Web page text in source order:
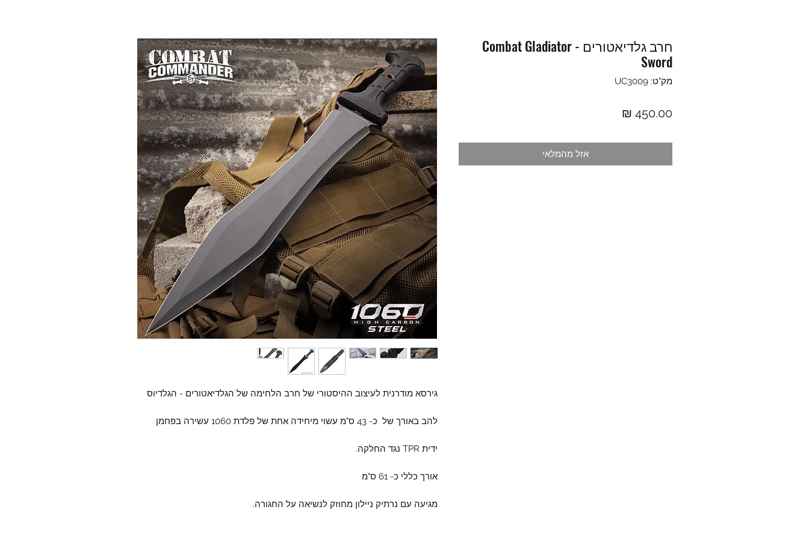
גירסא מודרנית לעיצוב ההיסטורי של חרב הלחימה של הגלדיאטורים - הגלדיוס
להב באורך של כ- 43 ס"מ עשוי מיחידה אחת של פלדת 1060 עשירה בפחמן
ידית TPR נגד החלקה.
אורך כללי כ- 61 ס"מ
מגיעה עם נרתיק ניילון מחוזק לנשיאה על החגורה.
חרב גלדיאטורים - Combat Gladiator
Sword
מק"ט: UC3009
אזל מהמלאי